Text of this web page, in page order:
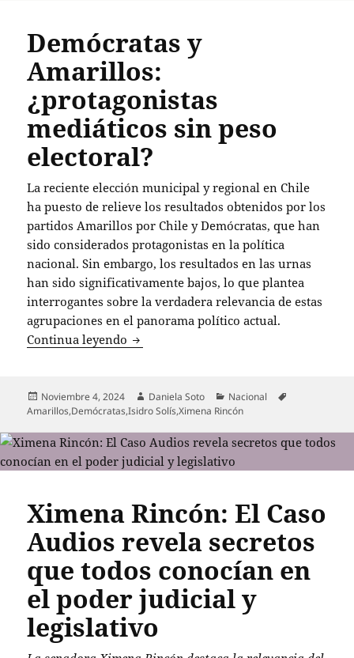
Demócratas y
Amarillos:
¿protagonistas
mediáticos sin peso
electoral?
La reciente elección municipal y regional en Chile
ha puesto de relieve los resultados obtenidos por los
partidos Amarillos por Chile y Demócratas, que han
sido considerados protagonistas en la política
nacional. Sin embargo, los resultados en las urnas
han sido significativamente bajos, lo que plantea
interrogantes sobre la verdadera relevancia de estas
agrupaciones en el panorama político actual.
Continua leyendo Demócratas y Amarillos:
Publicado
el
Noviembre 4, 2024 Autor
Daniela Soto Categorías
Nacional
Amarillos,Demócratas,Isidro Solís,Ximena Rincón
Ximena Rincón: El Caso
Audios revela secretos
que todos conocían en
el poder judicial y
legislativo